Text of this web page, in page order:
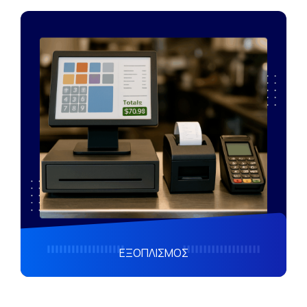
ΕΞΟΠΛΙΣΜΟΣ